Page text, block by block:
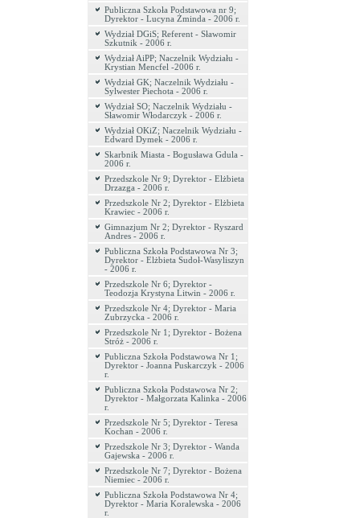
Publiczna Szkoła Podstawowa nr 9;
Dyrektor - Lucyna Żminda - 2006 r.
Wydział DGiS; Referent - Sławomir
Szkutnik - 2006 r.
Wydział AiPP; Naczelnik Wydziału -
Krystian Mencfel -2006 r.
Wydział GK; Naczelnik Wydziału -
Sylwester Piechota - 2006 r.
Wydział SO; Naczelnik Wydziału -
Sławomir Włodarczyk - 2006 r.
Wydział OKiZ; Naczelnik Wydziału -
Edward Dymek - 2006 r.
Skarbnik Miasta - Bogusława Gdula -
2006 r.
Przedszkole Nr 9; Dyrektor - Elżbieta
Drzazga - 2006 r.
Przedszkole Nr 2; Dyrektor - Elżbieta
Krawiec - 2006 r.
Gimnazjum Nr 2; Dyrektor - Ryszard
Andres - 2006 r.
Publiczna Szkoła Podstawowa Nr 3;
Dyrektor - Elżbieta Sudoł-Wasyliszyn
- 2006 r.
Przedszkole Nr 6; Dyrektor -
Teodozja Krystyna Litwin - 2006 r.
Przedszkole Nr 4; Dyrektor - Maria
Zubrzycka - 2006 r.
Przedszkole Nr 1; Dyrektor - Bożena
Stróż - 2006 r.
Publiczna Szkoła Podstawowa Nr 1;
Dyrektor - Joanna Puskarczyk - 2006
r.
Publiczna Szkoła Podstawowa Nr 2;
Dyrektor - Małgorzata Kalinka - 2006
r.
Przedszkole Nr 5; Dyrektor - Teresa
Kochan - 2006 r.
Przedszkole Nr 3; Dyrektor - Wanda
Gajewska - 2006 r.
Przedszkole Nr 7; Dyrektor - Bożena
Niemiec - 2006 r.
Publiczna Szkoła Podstawowa Nr 4;
Dyrektor - Maria Koralewska - 2006
r.